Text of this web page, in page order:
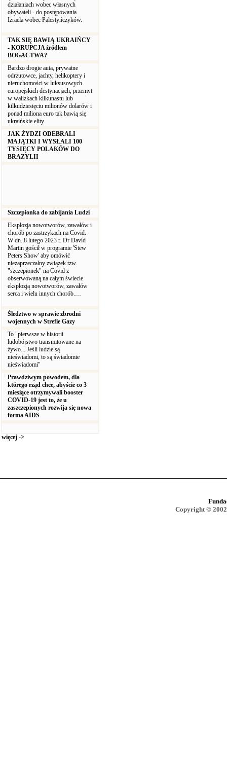
działaniach wobec własnych
obywateli - do postępowania
Izraela wobec Palestyńczyków.
TAK SIĘ BAWIĄ UKRAIŃCY
- KORUPCJA źródłem
BOGACTWA?
Bardzo drogie auta, prywatne
odrzutowce, jachty, helikoptery i
nieruchomości w luksusowych
europejskich destynacjach, przemyt
w walizkach kilkunastu lub
kilkudziesięciu milionów dolarów i
ponad miliona euro tak bawią się
ukraińskie elity.
JAK ŻYDZI ODEBRALI
MAJĄTKI I WYSŁALI 100
TYSIĘCY POLAKÓW DO
BRAZYLII
Szczepionka do zabijania Ludzi
Eksplozja nowotworów, zawałów i
chorób po zastrzykach na Covid.
W dn. 8 lutego 2023 r. Dr David
Martin gościł w programie 'Stew
Peters Show' aby omówić
niezaprzeczalny związek tzw.
"szczepionek" na Covid z
obserwowaną na całym świecie
eksplozją nowotworów, zawałów
serca i wielu innych chorób.…
Śledztwo w sprawie zbrodni
wojennych w Strefie Gazy
To "pierwsze w historii
ludobójstwo transmitowane na
żywo... Jeśli ludzie są
nieświadomi, to są świadomie
nieświadomi"
Prawdziwym powodem, dla
którego rząd chce, abyście co 3
miesiące otrzymywali booster
COVID-19 jest to, że u
zaszczepionych rozwija się nowa
forma AIDS
więcej ->
Copyright ©